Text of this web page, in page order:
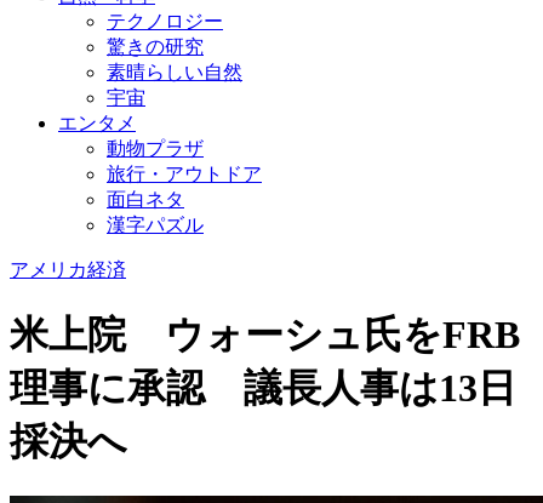
テクノロジー
驚きの研究
素晴らしい自然
宇宙
エンタメ
動物プラザ
旅行・アウトドア
面白ネタ
漢字パズル
アメリカ経済
米上院 ウォーシュ氏をFRB
理事に承認 議長人事は13日
採決へ